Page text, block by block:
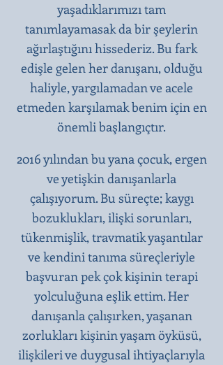
yaşadıklarımızı tam
tanımlayamasak da bir şeylerin
ağırlaştığını hissederiz. Bu fark
edişle gelen her danışanı, olduğu
haliyle, yargılamadan ve acele
etmeden karşılamak benim için en
önemli başlangıçtır.​
2016 yılından bu yana çocuk, ergen
ve yetişkin danışanlarla
çalışıyorum. Bu süreçte; kaygı
bozuklukları, ilişki sorunları,
tükenmişlik, travmatik yaşantılar
ve kendini tanıma süreçleriyle
başvuran pek çok kişinin terapi
yolculuğuna eşlik ettim. Her
danışanla çalışırken, yaşanan
zorlukları kişinin yaşam öyküsü,
ilişkileri ve duygusal ihtiyaçlarıyla